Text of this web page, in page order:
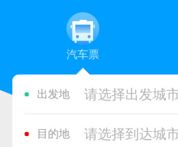
汽车票
出发地 请选择出发城
目的地 请选择到达城